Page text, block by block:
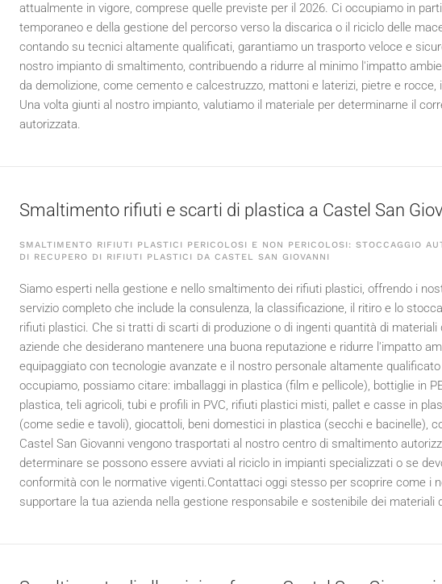
attualmente in vigore, comprese quelle previste per il 2026. Ci occupiamo in
temporaneo e della gestione del percorso verso la discarica o il riciclo delle
contando su tecnici altamente qualificati, garantiamo un trasporto veloce e
nostro impianto di smaltimento, contribuendo a ridurre al minimo l'impatto
da demolizione, come cemento e calcestruzzo, mattoni e laterizi, pietre e
Una volta giunti al nostro impianto, valutiamo il materiale per determinarne il
autorizzata.
Smaltimento rifiuti e scarti di plastica a Castel San
SMALTIMENTO RIFIUTI PLASTICI PERICOLOSI E NON PERICOLOSI: STOCCAGGIO
DI RECUPERO DI RIFIUTI PLASTICI DA CASTEL SAN GIOVANNI
Siamo esperti nella gestione e nello smaltimento dei rifiuti plastici, offrendo i
servizio completo che include la consulenza, la classificazione, il ritiro e lo
rifiuti plastici. Che si tratti di scarti di produzione o di ingenti quantità di
aziende che desiderano mantenere una buona reputazione e ridurre l'impatto
equipaggiato con tecnologie avanzate e il nostro personale altamente
occupiamo, possiamo citare: imballaggi in plastica (film e pellicole), bottiglie in
plastica, teli agricoli, tubi e profili in PVC, rifiuti plastici misti, pallet e casse in
(come sedie e tavoli), giocattoli, beni domestici in plastica (secchi e bacinelle),
Castel San Giovanni vengono trasportati al nostro centro di smaltimento
determinare se possono essere avviati al riciclo in impianti specializzati o se
conformità con le normative vigenti.Contattaci oggi stesso per scoprire come i
supportare la tua azienda nella gestione responsabile e sostenibile dei materiali